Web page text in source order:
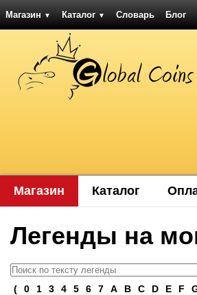
Магазин ▼ Каталог ▼ Словарь Блог
Магазин Каталог
Легенды на
( 0 1 3 4 5 6 7 A B C D E F